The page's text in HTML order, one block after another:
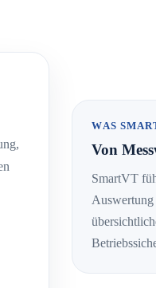
WAS
Von
SmartVT
Auswertung